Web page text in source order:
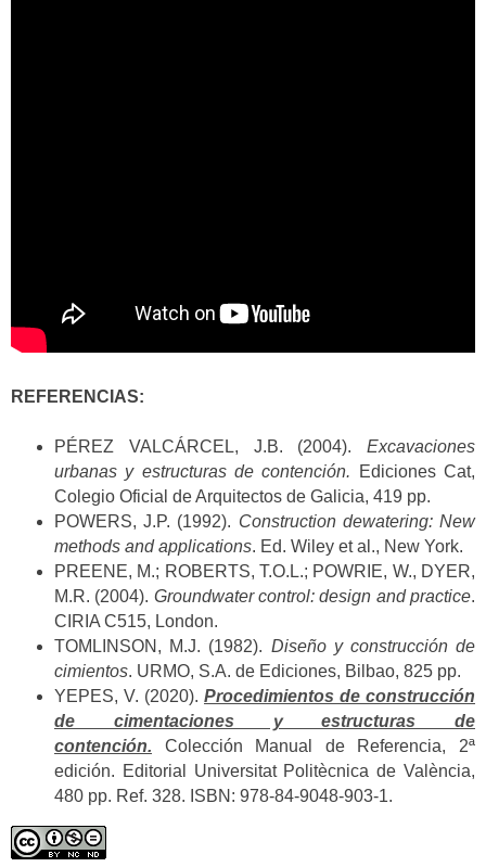
REFERENCIAS:
PÉREZ VALCÁRCEL, J.B. (2004). Excavaciones
urbanas y estructuras de contención.
Ediciones Cat,
Colegio Oficial de Arquitectos de Galicia, 419 pp.
POWERS, J.P. (1992). Construction dewatering: New
methods and applications. Ed. Wiley et al., New York.
PREENE, M.; ROBERTS, T.O.L.; POWRIE, W., DYER,
M.R. (2004). Groundwater control: design and practice.
CIRIA C515, London.
TOMLINSON, M.J. (1982). Diseño y construcción de
cimientos. URMO, S.A. de Ediciones, Bilbao, 825 pp.
YEPES, V. (2020). Procedimientos de construcción
de cimentaciones y estructuras de
contención. Colección Manual de Referencia, 2ª
edición. Editorial Universitat Politècnica de València,
480 pp. Ref. 328. ISBN: 978-84-9048-903-1.